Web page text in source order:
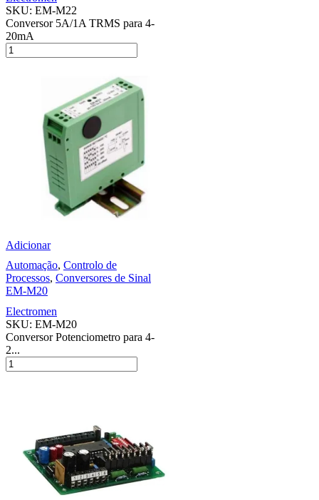
SKU: EM-M22
Conversor 5A/1A TRMS para 4-
20mA
Adicionar
Automação, Controlo de
Processos, Conversores de Sinal
EM-M20
Electromen
SKU: EM-M20
Conversor Potenciometro para 4-
2...